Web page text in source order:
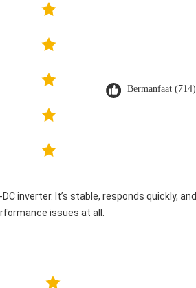
Bermanfaat (714)
inverter. It’s stable, responds quickly, and
issues at all.